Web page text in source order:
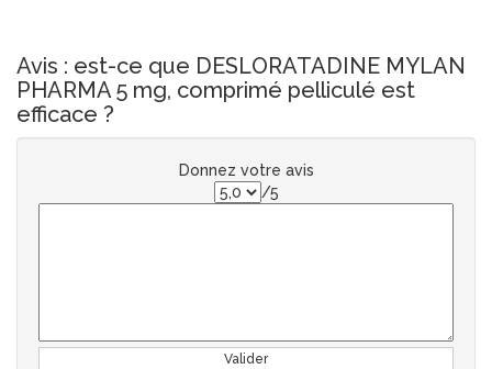
Avis : est-ce que DESLORATADINE MYLAN
PHARMA 5 mg, comprimé pelliculé est
efficace ?
Donnez votre avis
/5
Valider